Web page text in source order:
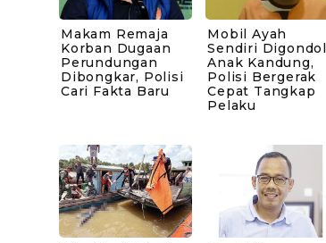
Makam Remaja
Korban Dugaan
Perundungan
Dibongkar, Polisi
Cari Fakta Baru
Mobil Ayah
Sendiri Digondol
Anak Kandung,
Polisi Bergerak
Cepat Tangkap
Pelaku